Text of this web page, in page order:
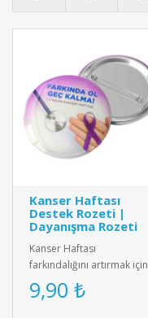
Kanser Haftası
Destek Rozeti |
Dayanışma Rozeti
Kanser Haftası
farkındalığını artırmak için
özel tasarlanmış pembe
kurdeleli destek rozeti.
9,90 ₺